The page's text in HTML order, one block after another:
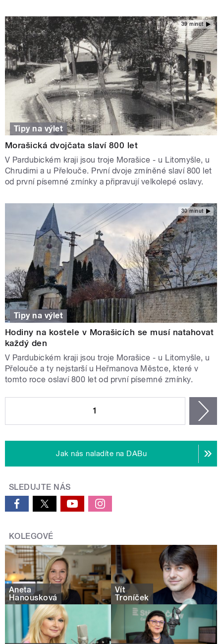
39 minut
Tipy na výlet
Morašická dvojčata slaví 800 let
V Pardubickém kraji jsou troje Morašice - u Litomyšle, u
Chrudimi a u Přelouče. První dvoje zmíněné slaví 800 let
od první písemné zmínky a připravují velkolepé oslavy.
30 minut
Tipy na výlet
Hodiny na kostele v Morašicích se musí natahovat
každý den
V Pardubickém kraji jsou troje Morašice - u Litomyšle, u
Přelouče a ty nejstarší u Heřmanova Městce, které v
tomto roce oslaví 800 let od první písemné zmínky.
1
Jak nás naladíte na DABu
SLEDUJTE NÁS
KOLEGOVÉ
Aneta
Hanousková
Vít
Troníček